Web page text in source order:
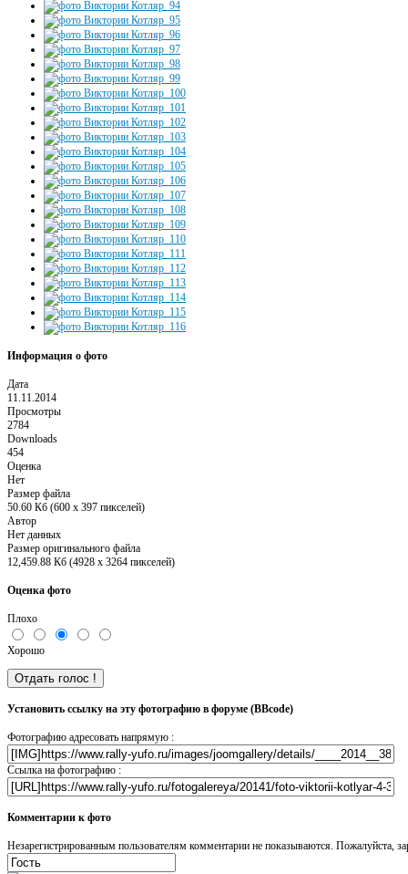
Информация о фото
Дата
11.11.2014
Просмотры
2784
Downloads
454
Оценка
Нет
Размер файла
50.60 Кб (600 x 397 пикселей)
Автор
Нет данных
Размер оригинального файла
12,459.88 Кб (4928 x 3264 пикселей)
Оценка фото
Плохо
Хорошо
Установить ссылку на эту фотографию в форуме (BBcode)
Фотографию адресовать напрямую :
Ссылка на фотографию :
Комментарии к фото
Незарегистрированным пользователям комментарии не показываются. Пожалуйста,